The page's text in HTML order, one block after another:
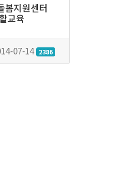
봄지원센터
교육
07-14 2386